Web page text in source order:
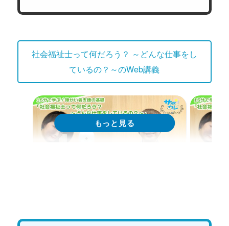
社会福祉士って何だろう？ ～どんな仕事をし
ているの？～のWeb講義